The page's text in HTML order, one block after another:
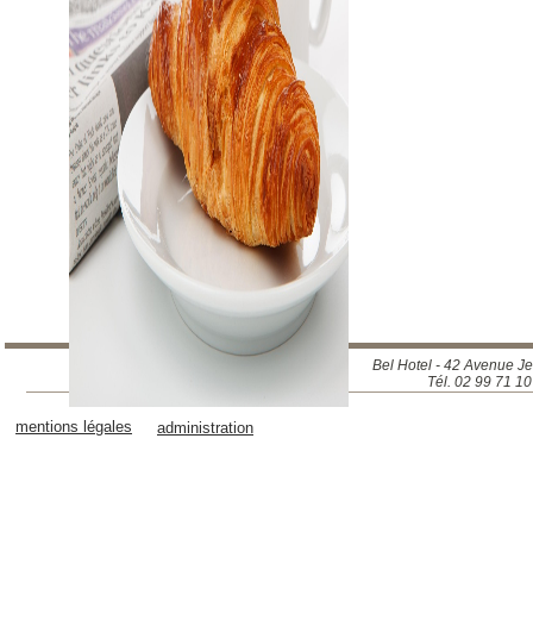
Bel Hotel - 42 Avenue
Tél. 02 99 71
mentions légales administration